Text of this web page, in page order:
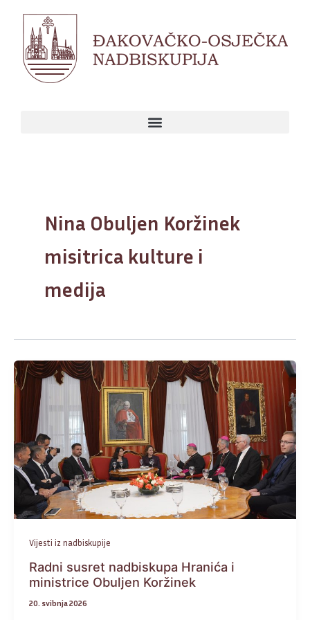
content
Nina Obuljen Koržinek
misitrica kulture i
medija
Vijesti iz nadbiskupije
Radni susret nadbiskupa Hranića i
ministrice Obuljen Koržinek
20. svibnja 2026